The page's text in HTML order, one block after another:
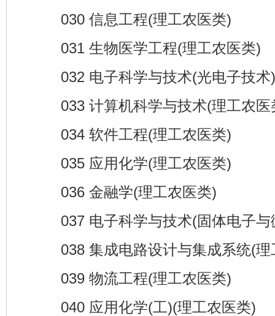
030 信息工程(理工农医类)
031 生物医学工程(理工农医类)
032 电子科学与技术(光电子技术
033 计算机科学与技术(理工农医
034 软件工程(理工农医类)
035 应用化学(理工农医类)
036 金融学(理工农医类)
037 电子科学与技术(固体电子与
038 集成电路设计与集成系统(理
039 物流工程(理工农医类)
040 应用化学(工)(理工农医类)